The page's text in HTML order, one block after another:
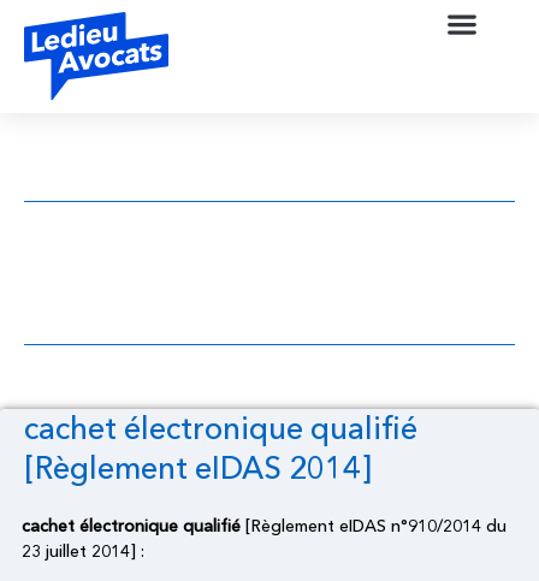
cachet électronique qualifié
[Règlement eIDAS 2014]
cachet électronique qualifié [Règlement eIDAS n°910/2014 du
23 juillet 2014] :